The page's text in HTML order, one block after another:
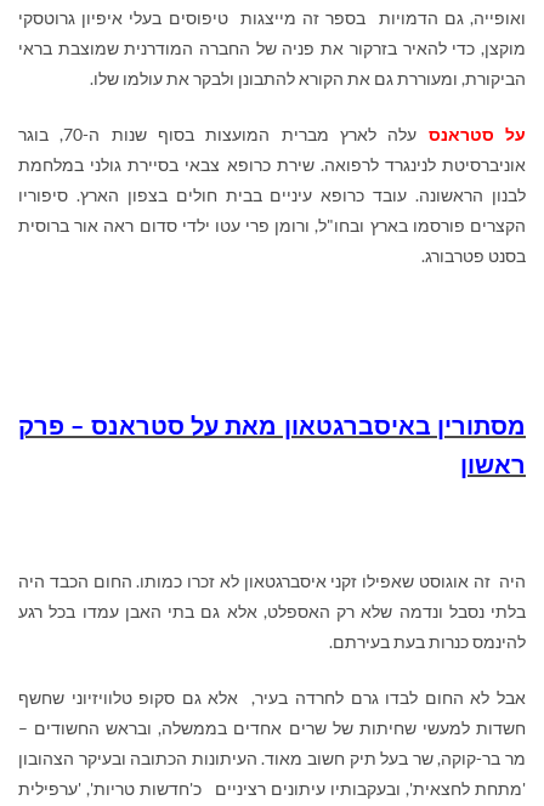
ואופייה, גם הדמויות בספר זה מייצגות טיפוסים בעלי איפיון גרוטסקי
מוקצן, כדי להאיר בזרקור את פניה של החברה המודרנית שמוצבת בראי
הביקורת, ומעוררת גם את הקורא להתבונן ולבקר את עולמו שלו.
על סטראנס
עלה לארץ מברית המועצות בסוף שנות ה-70, בוגר
אוניברסיטת לנינגרד לרפואה. שירת כרופא צבאי בסיירת גולני במלחמת
לבנון הראשונה. עובד כרופא עיניים בבית חולים בצפון הארץ. סיפוריו
הקצרים פורסמו בארץ ובחו"ל, ורומן פרי עטו ילדי סדום ראה אור ברוסית
בסנט פטרבורג.
מסתורין באיסברגטאון מאת על סטראנס – פרק
ראשון
היה זה אוגוסט שאפילו זקני איסברגטאון לא זכרו כמותו. החום הכבד היה
בלתי נסבל ונדמה שלא רק האספלט, אלא גם בתי האבן עמדו בכל רגע
להינמס כנרות בעת בעירתם.
אבל לא החום לבדו גרם לחרדה בעיר, אלא גם סקופ טלוויזיוני שחשף
חשדות למעשי שחיתות של שרים אחדים בממשלה, ובראש החשודים –
מר בר-קוקה, שר בעל תיק חשוב מאוד. העיתונות הכתובה ובעיקר הצהובון
'מתחת לחצאית', ובעקבותיו עיתונים רציניים כ'חדשות טריות', 'ערפילית